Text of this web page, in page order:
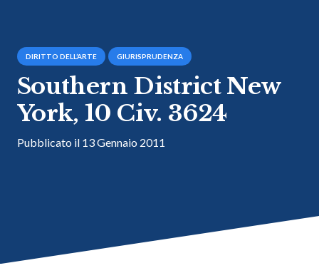
DIRITTO DELL’ARTE GIURISPRUDENZA
Southern District New
York, 10 Civ. 3624
Pubblicato il 13 Gennaio 2011